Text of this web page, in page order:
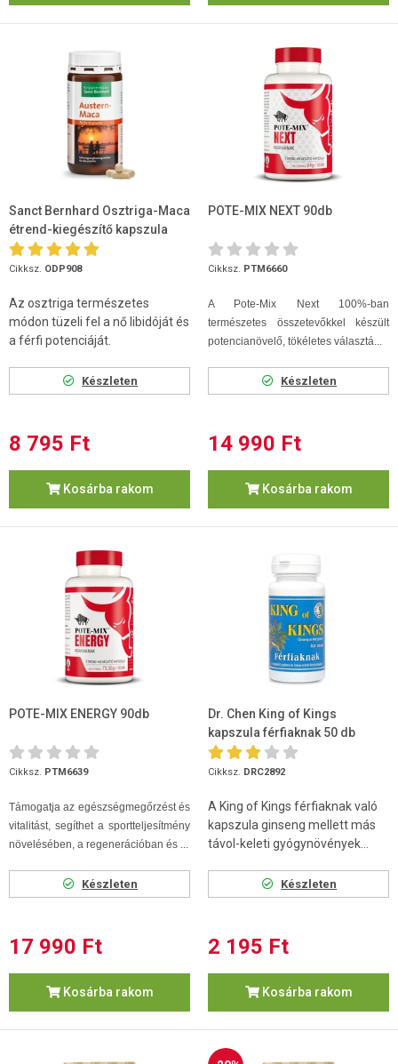
Sanct Bernhard Osztriga-Maca
étrend-kiegészítő kapszula
120 db
Cikksz. ODP908
Az osztriga természetes
módon tüzeli fel a nő libidóját és
a férfi potenciáját.
Készleten
8 795 Ft
Kosárba rakom
POTE-MIX NEXT 90db
Cikksz. PTM6660
A Pote-Mix Next 100%-ban
természetes összetevőkkel készült
potencianövelő, tökéletes választá...
Készleten
14 990 Ft
Kosárba rakom
POTE-MIX ENERGY 90db
Cikksz. PTM6639
Támogatja az egészségmegőrzést és
vitalitást, segíthet a sportteljesítmény
növelésében, a regenerációban és ...
Készleten
17 990 Ft
Kosárba rakom
Dr. Chen King of Kings
kapszula férfiaknak 50 db
Cikksz. DRC2892
A King of Kings férfiaknak való
kapszula ginseng mellett más
távol-keleti gyógynövények...
Készleten
2 195 Ft
Kosárba rakom